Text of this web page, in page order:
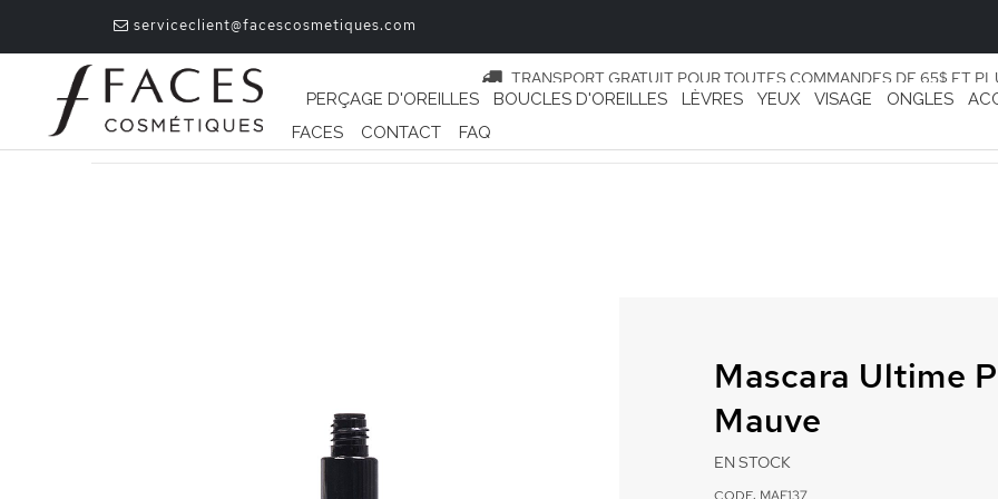
serviceclient@facescosmetiques.com
TRANSPORT GRATUIT POUR TOUTES COMMANDES DE 65$ ET
PERÇAGE D'OREILLES
BOUCLES D'OREILLES LÈVRES YEUX VISAGE ONGLES
FACES
CONTACT FAQ
Mascara Ultime
Mauve
EN STOCK